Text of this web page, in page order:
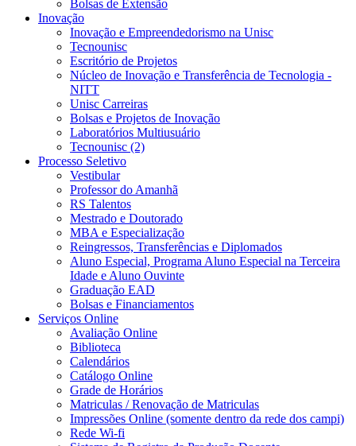
Bolsas de Extensão
Inovação
Inovação e Empreendedorismo na Unisc
Tecnounisc
Escritório de Projetos
Núcleo de Inovação e Transferência de Tecnologia -
NITT
Unisc Carreiras
Bolsas e Projetos de Inovação
Laboratórios Multiusuário
Tecnounisc (2)
Processo Seletivo
Vestibular
Professor do Amanhã
RS Talentos
Mestrado e Doutorado
MBA e Especialização
Reingressos, Transferências e Diplomados
Aluno Especial, Programa Aluno Especial na Terceira
Idade e Aluno Ouvinte
Graduação EAD
Bolsas e Financiamentos
Serviços Online
Avaliação Online
Biblioteca
Calendários
Catálogo Online
Grade de Horários
Matriculas / Renovação de Matriculas
Impressões Online (somente dentro da rede dos campi)
Rede Wi-fi